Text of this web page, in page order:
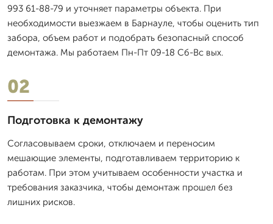
993 61-88-79 и уточняет параметры объекта. При
необходимости выезжаем в Барнауле, чтобы оценить тип
забора, объем работ и подобрать безопасный способ
демонтажа. Мы работаем Пн-Пт 09-18 Сб-Вс вых.
02
Подготовка к демонтажу
Согласовываем сроки, отключаем и переносим
мешающие элементы, подготавливаем территорию к
работам. При этом учитываем особенности участка и
требования заказчика, чтобы демонтаж прошел без
лишних рисков.